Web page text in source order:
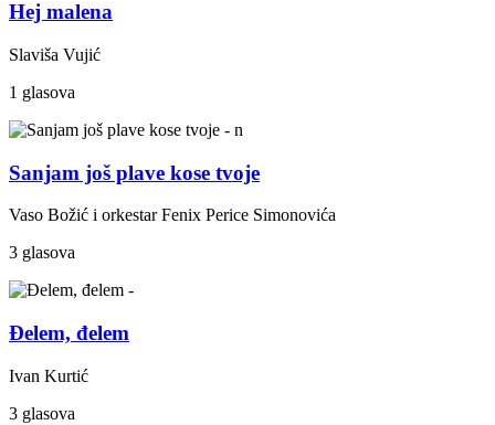
Hej malena
Slaviša Vujić
1 glasova
Sanjam još plave kose tvoje
Vaso Božić i orkestar Fenix Perice Simonovića
3 glasova
Đelem, đelem
Ivan Kurtić
3 glasova